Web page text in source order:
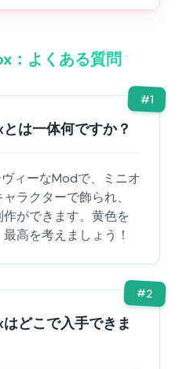
：よくある質問
#1
は一体何ですか？
ィーなModで、ミニオ
ラクターで飾られ、
ができます。黄色を
高を考えましょう！
#2
どこで入手できま